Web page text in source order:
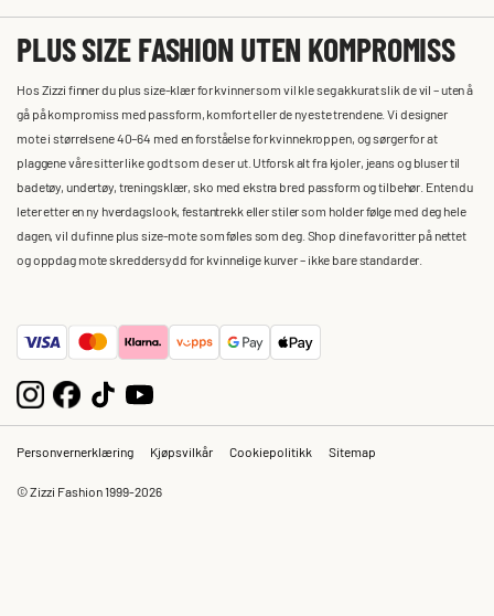
PLUS SIZE FASHION UTEN KOMPROMISS
Hos Zizzi finner du plus size-klær for kvinner som vil kle seg akkurat slik de vil – uten å
gå på kompromiss med passform, komfort eller de nyeste trendene. Vi designer
mote i størrelsene 40–64 med en forståelse for kvinnekroppen, og sørger for at
plaggene våre sitter like godt som de ser ut. Utforsk alt fra kjoler, jeans og bluser til
badetøy, undertøy, treningsklær, sko med ekstra bred passform og tilbehør. Enten du
leter etter en ny hverdagslook, festantrekk eller stiler som holder følge med deg hele
dagen, vil du finne plus size-mote som føles som deg. Shop dine favoritter på nettet
og oppdag mote skreddersydd for kvinnelige kurver – ikke bare standarder.
Personvernerklæring Kjøpsvilkår Cookiepolitikk Sitemap
© Zizzi Fashion 1999-2026